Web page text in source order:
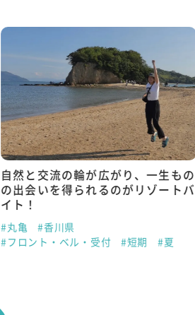
自然と交流の輪が広がり、一生もの
の出会いを得られるのがリゾートバ
イト！
#丸亀
#香川県
#フロント・ベル・受付
#短期 #夏